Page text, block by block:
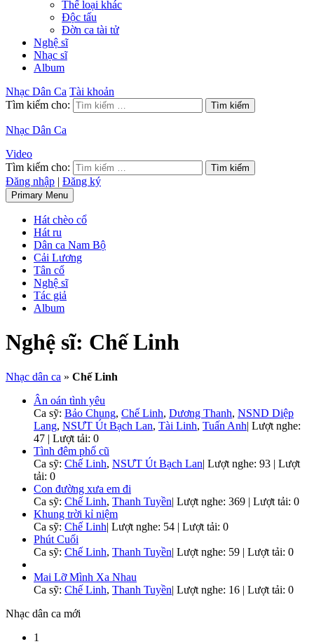
Thể loại khác
Độc tấu
Đờn ca tài tử
Nghệ sĩ
Nhạc sĩ
Album
Nhạc Dân Ca Tài khoản
Tìm kiếm cho:
Nhạc Dân Ca
Video
Tìm kiếm cho:
Đăng nhập | Đăng ký
Primary Menu
Hát chèo cổ
Hát ru
Dân ca Nam Bộ
Cải Lương
Tân cổ
Nghệ sĩ
Tác giả
Album
Nghệ sĩ: Chế Linh
Nhạc dân ca » Chế Linh
Ân oán tình yêu
Ca sỹ: Bảo Chung, Chế Linh, Dương Thanh, NSND Diệp
Lang, NSƯT Út Bạch Lan, Tài Linh, Tuấn Anh| Lượt nghe:
47 | Lượt tải: 0
Tình đêm phố cũ
Ca sỹ: Chế Linh, NSƯT Út Bạch Lan| Lượt nghe: 93 | Lượt
tải: 0
Con đường xưa em đi
Ca sỹ: Chế Linh, Thanh Tuyền| Lượt nghe: 369 | Lượt tải: 0
Khung trời kỉ niệm
Ca sỹ: Chế Linh| Lượt nghe: 54 | Lượt tải: 0
Phút Cuối
Ca sỹ: Chế Linh, Thanh Tuyền| Lượt nghe: 59 | Lượt tải: 0
Mai Lỡ Mình Xa Nhau
Ca sỹ: Chế Linh, Thanh Tuyền| Lượt nghe: 16 | Lượt tải: 0
Nhạc dân ca mới
1